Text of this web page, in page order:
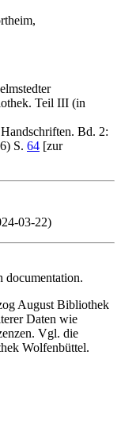
Teil III (in
Bd. 2:
S. 64 [zur
03-22)
documentation.
August Bibliothek
Daten wie
Vgl. die
Wolfenbüttel.